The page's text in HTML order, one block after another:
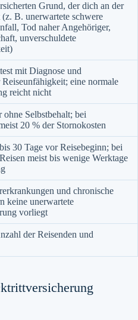
Grund, der dich an der
B. unerwartete schwere
Tod naher Angehöriger,
unverschuldete
mit Diagnose und
Reiseunfähigkeit; eine normale
reicht nicht
Selbstbehalt; bei
20 % der Stornokosten
30 Tage vor Reisebeginn; bei
meist bis wenige Werktage
und chronische
keine unerwartete
vorliegt
der Reisenden und